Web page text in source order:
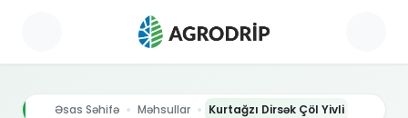
Əsas Səhifə Məhsullar Kurtağzı Dirsək Çöl Yivli